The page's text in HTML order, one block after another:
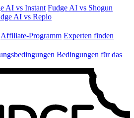
AI vs Instant Fudge AI vs Shogun
AI vs Replo
Affiliate-Programm Experten finden
Bedingungen für das